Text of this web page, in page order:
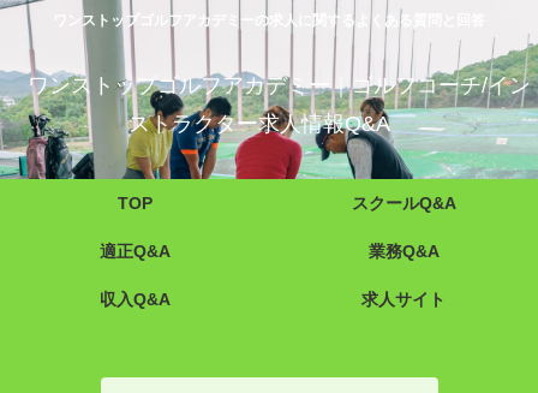
ワンストップゴルフアカデミーの求人に関するよくある質問と回答
ワンストップゴルフアカデミー｜ゴルフコーチ/イン
ストラクター求人情報Q&A
TOP スクールQ&A
適正Q&A 業務Q&A
収入Q&A 求人サイト